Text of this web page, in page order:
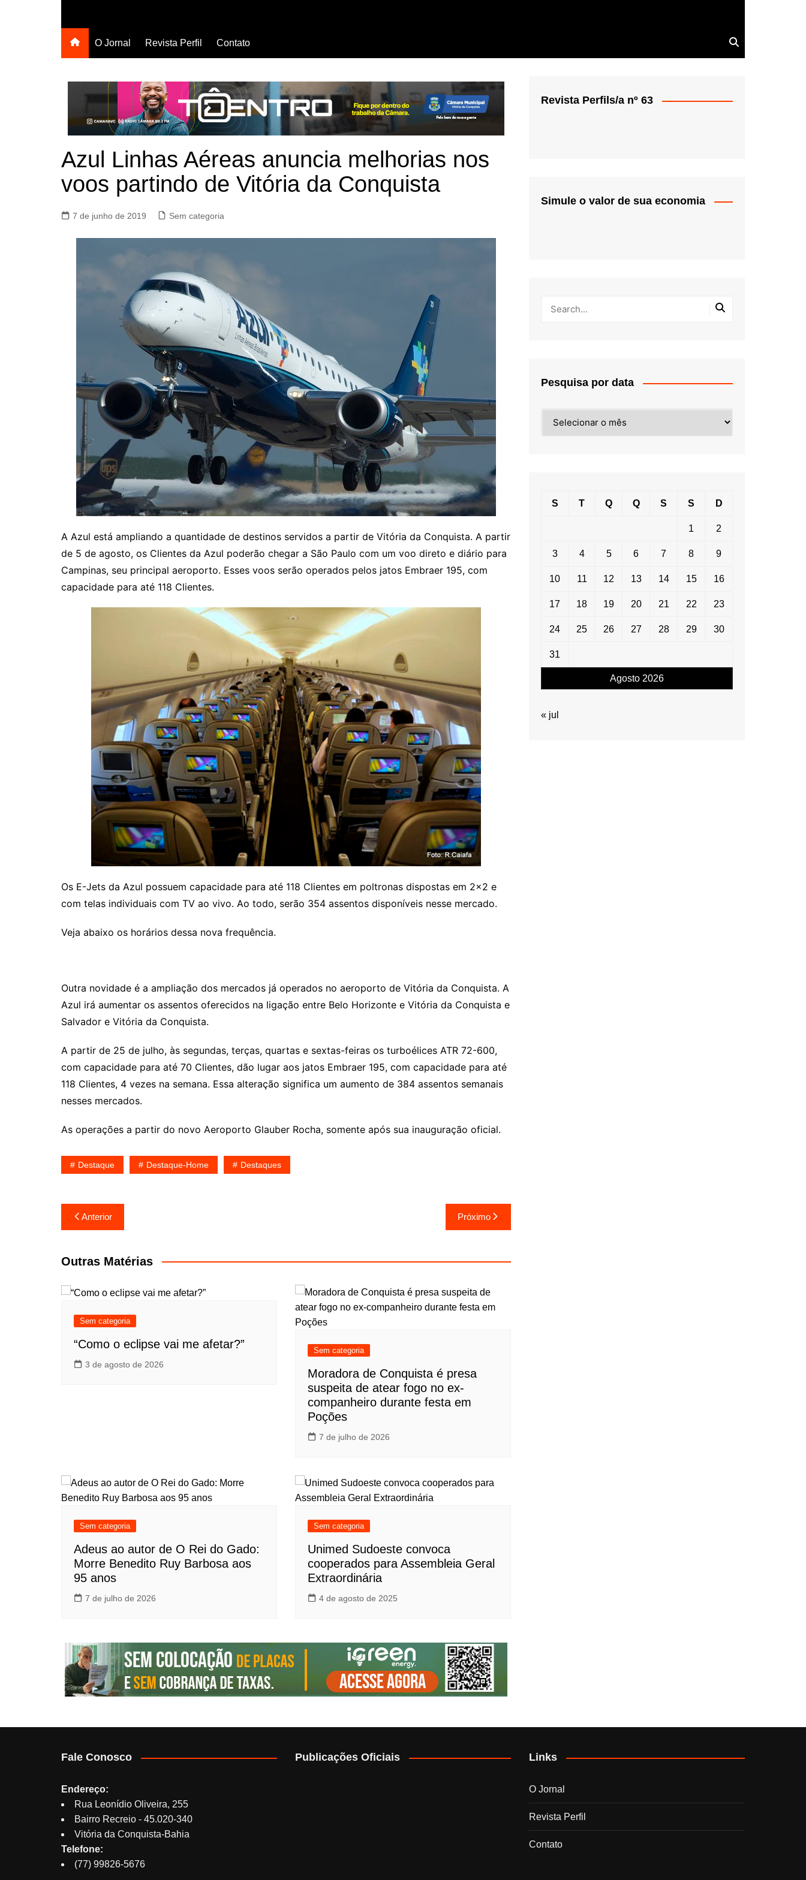
O Jornal Revista Perfil Contato
Azul Linhas Aéreas anuncia melhorias nos
voos partindo de Vitória da Conquista
7 de junho de 2019 Sem categoria
A Azul está ampliando a quantidade de destinos servidos a partir de Vitória da Conquista. A partir
de 5 de agosto, os Clientes da Azul poderão chegar a São Paulo com um voo direto e diário para
Campinas, seu principal aeroporto. Esses voos serão operados pelos jatos Embraer 195, com
capacidade para até 118 Clientes.
Os E-Jets da Azul possuem capacidade para até 118 Clientes em poltronas dispostas em 2×2 e
com telas individuais com TV ao vivo. Ao todo, serão 354 assentos disponíveis nesse mercado.
Veja abaixo os horários dessa nova frequência.
Outra novidade é a ampliação dos mercados já operados no aeroporto de Vitória da Conquista. A
Azul irá aumentar os assentos oferecidos na ligação entre Belo Horizonte e Vitória da Conquista e
Salvador e Vitória da Conquista.
A partir de 25 de julho, às segundas, terças, quartas e sextas-feiras os turboélices ATR 72-600,
com capacidade para até 70 Clientes, dão lugar aos jatos Embraer 195, com capacidade para até
118 Clientes, 4 vezes na semana. Essa alteração significa um aumento de 384 assentos semanais
nesses mercados.
As operações a partir do novo Aeroporto Glauber Rocha, somente após sua inauguração oficial.
Destaque Destaque-Home Destaques
Navegação
de
Post
Anterior Próximo
Outras Matérias
Sem categoria
“Como o eclipse vai me afetar?”
3 de agosto de 2026
Sem categoria
Moradora de Conquista é presa
suspeita de atear fogo no ex-
companheiro durante festa em
Poções
7 de julho de 2026
Sem categoria
Adeus ao autor de O Rei do Gado:
Morre Benedito Ruy Barbosa aos
95 anos
7 de julho de 2026
Sem categoria
Unimed Sudoeste convoca
cooperados para Assembleia Geral
Extraordinária
4 de agosto de 2025
Revista Perfils/a nº 63
Simule o valor de sua economia
Pesquisa por data
por
Agosto 2026
S T Q Q S S D
1 2
3 4 5 6 7 8 9
10 11 12 13 14 15 16
17 18 19 20 21 22 23
24 25 26 27 28 29 30
31
« jul
Fale Conosco
Endereço:
Rua Leonídio Oliveira, 255
Bairro Recreio - 45.020-340
Vitória da Conquista-Bahia
Telefone:
(77) 99826-5676
Publicações Oficiais Links
O Jornal
Revista Perfil
Contato